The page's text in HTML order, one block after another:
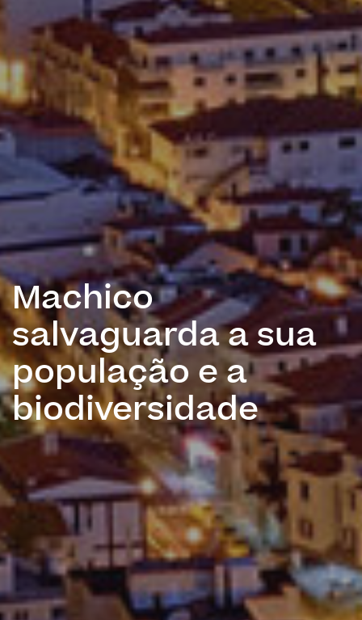
Machico
salvaguarda a sua
população e a
biodiversidade